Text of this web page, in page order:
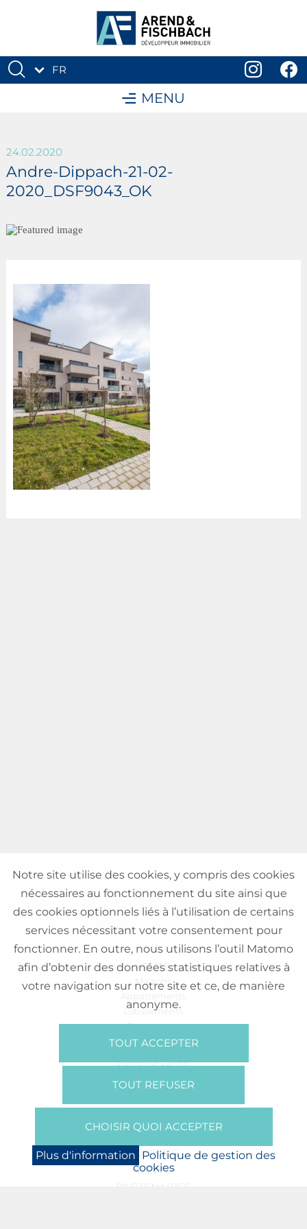
FR
MENU
24.02.2020
Andre-Dippach-21-02-
2020_DSF9043_OK
VENTE
Maisons
Appartements
Lotissements
Commerces
Bureaux
RÉFÉRENCES
SUR NOUS
Presse
BOOKING
NEWS
PARTENAIRES
Notre site utilise des cookies, y compris des cookies
nécessaires au fonctionnement du site ainsi que
des cookies optionnels liés à l’utilisation de certains
services nécessitant votre consentement pour
fonctionner. En outre, nous utilisons l’outil Matomo
afin d’obtenir des données statistiques relatives à
votre navigation sur notre site et ce, de manière
anonyme.
TOUT ACCEPTER
TOUT REFUSER
CHOISIR QUOI ACCEPTER
Plus d'information Politique de gestion des
cookies